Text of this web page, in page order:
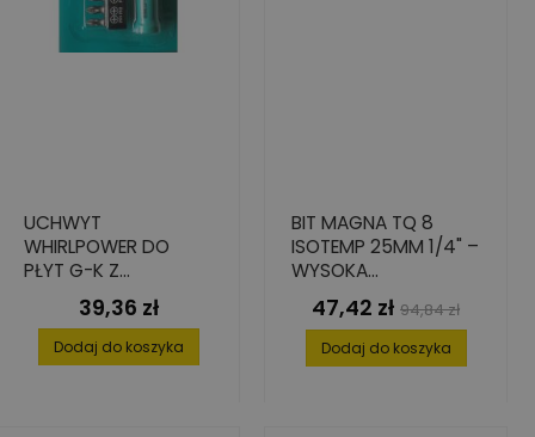
UCHWYT
WHIRLPOWER DO
PŁYT G-K Z
PODWÓJNYM
MAGNESEM 2 W 1, (7
SZT.)
Cena
39,36 zł
Dodaj do koszyka
BIT MAGNA TQ 8
ISOTEMP 25MM 1/4" –
WYSOKA
ODPORNOŚĆ NA
PĘKNIĘCIA, 5 SZT.
Cena
47,42 zł Cena
podstawowa
94,84 zł
Dodaj do koszyka